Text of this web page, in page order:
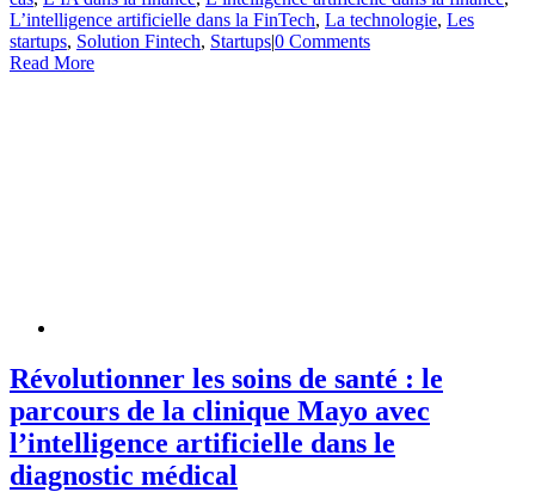
L’intelligence artificielle dans la FinTech, La technologie, Les
startups, Solution Fintech, Startups|0 Comments
Read More
Révolutionner les soins de santé : le
parcours de la clinique Mayo avec
l’intelligence artificielle dans le
diagnostic médical